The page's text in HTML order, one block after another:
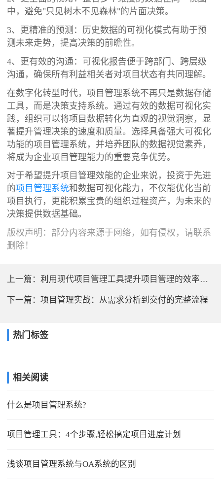
中，避免"只见树木不见森林"的片面决策。
3、更精准的预测：历史数据的可视化模式有助于预
测未来走势，提高决策的前瞻性。
4、更有效的沟通：可视化报告便于跨部门、跨层级
沟通，确保所有利益相关者对项目状态有共同理解。
在数字化转型时代，项目管理系统不再只是数据存储
工具，而是决策支持系统。通过有效的数据可视化实
践，组织可以将项目数据转化为直观的视觉洞察，显
著提升管理决策的速度和质量。选择具备强大可视化
功能的项目管理系统，并培养团队的数据视觉素养，
将成为企业项目管理能力的重要竞争优势。
对于希望提升项目管理效能的企业来说，投资于先进
的项目管理系统和数据可视化能力，不仅能优化当前
项目执行，更能积累宝贵的组织过程资产，为未来的
决策提供数据基础。
版权声明：部分内容来源于网络，如有侵权，请联系
删除！
上一篇：利用现代项目管理工具提升项目管理的效率与效果
下一篇：项目管理实战：从需求分析到交付的完整流程
热门标签
相关阅读
什么是项目管理系统?
项目管理工具：4个步骤,轻松搞定项目进度计划
浅谈项目管理系统与OA系统的区别